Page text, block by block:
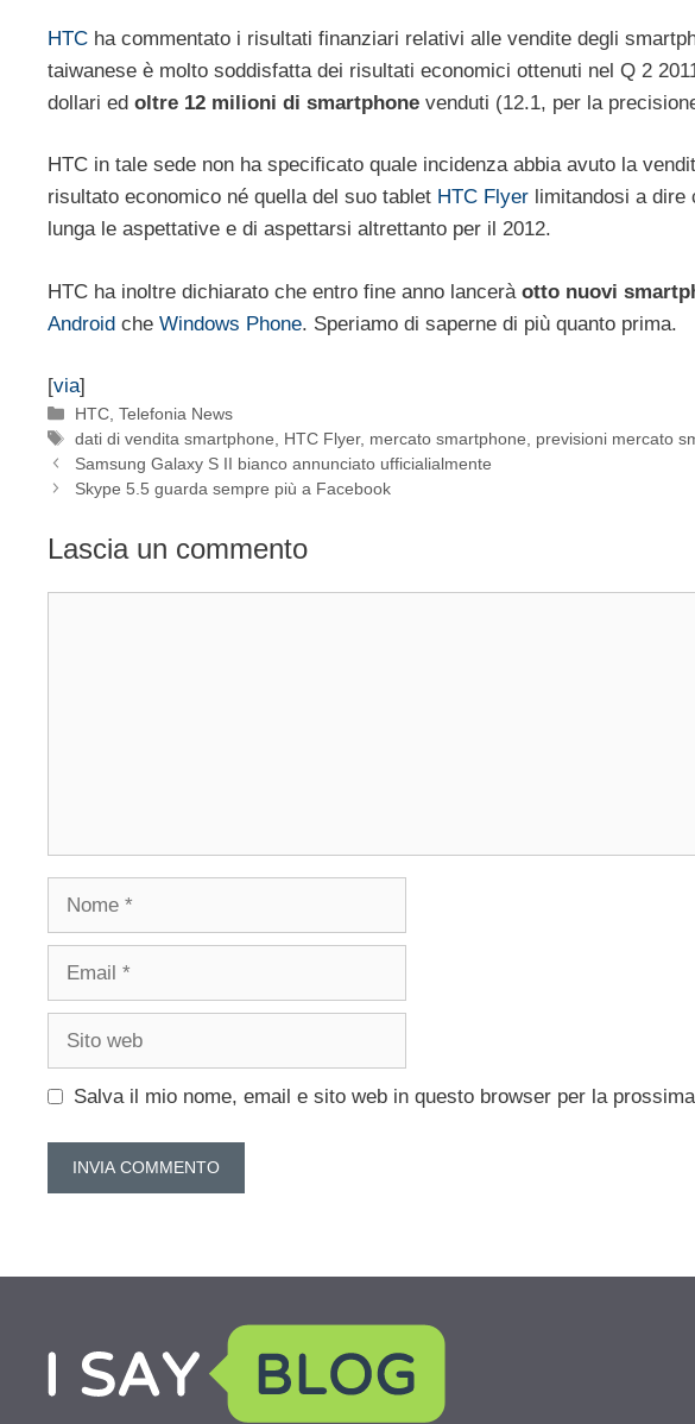
HTC ha commentato i risultati finanziari relativi alle vendite degli
taiwanese è molto soddisfatta dei risultati economici ottenuti nel Q 2
dollari ed oltre 12 milioni di smartphone venduti (12.1, per la
HTC in tale sede non ha specificato quale incidenza abbia avuto la
risultato economico né quella del suo tablet HTC Flyer limitandosi a dire
lunga le aspettative e di aspettarsi altrettanto per il 2012.
HTC ha inoltre dichiarato che entro fine anno lancerà otto nuovi
Android che Windows Phone. Speriamo di saperne di più quanto prima.
[via]
Categorie
HTC ,Telefonia News
Tag
dati di vendita smartphone HTC Flyer, mercato smartphone
previsioni mercato
Samsung Galaxy S II bianco annunciato ufficialialmente
Skype 5.5 guarda sempre più a Facebook
Lascia un commento
Salva il mio nome, email e sito web in questo browser per la